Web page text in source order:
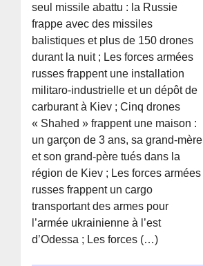
seul missile abattu : la Russie
frappe avec des missiles
balistiques et plus de 150 drones
durant la nuit ; Les forces armées
russes frappent une installation
militaro-industrielle et un dépôt de
carburant à Kiev ; Cinq drones
« Shahed » frappent une maison :
un garçon de 3 ans, sa grand-mère
et son grand-père tués dans la
région de Kiev ; Les forces armées
russes frappent un cargo
transportant des armes pour
l’armée ukrainienne à l’est
d’Odessa ; Les forces (…)